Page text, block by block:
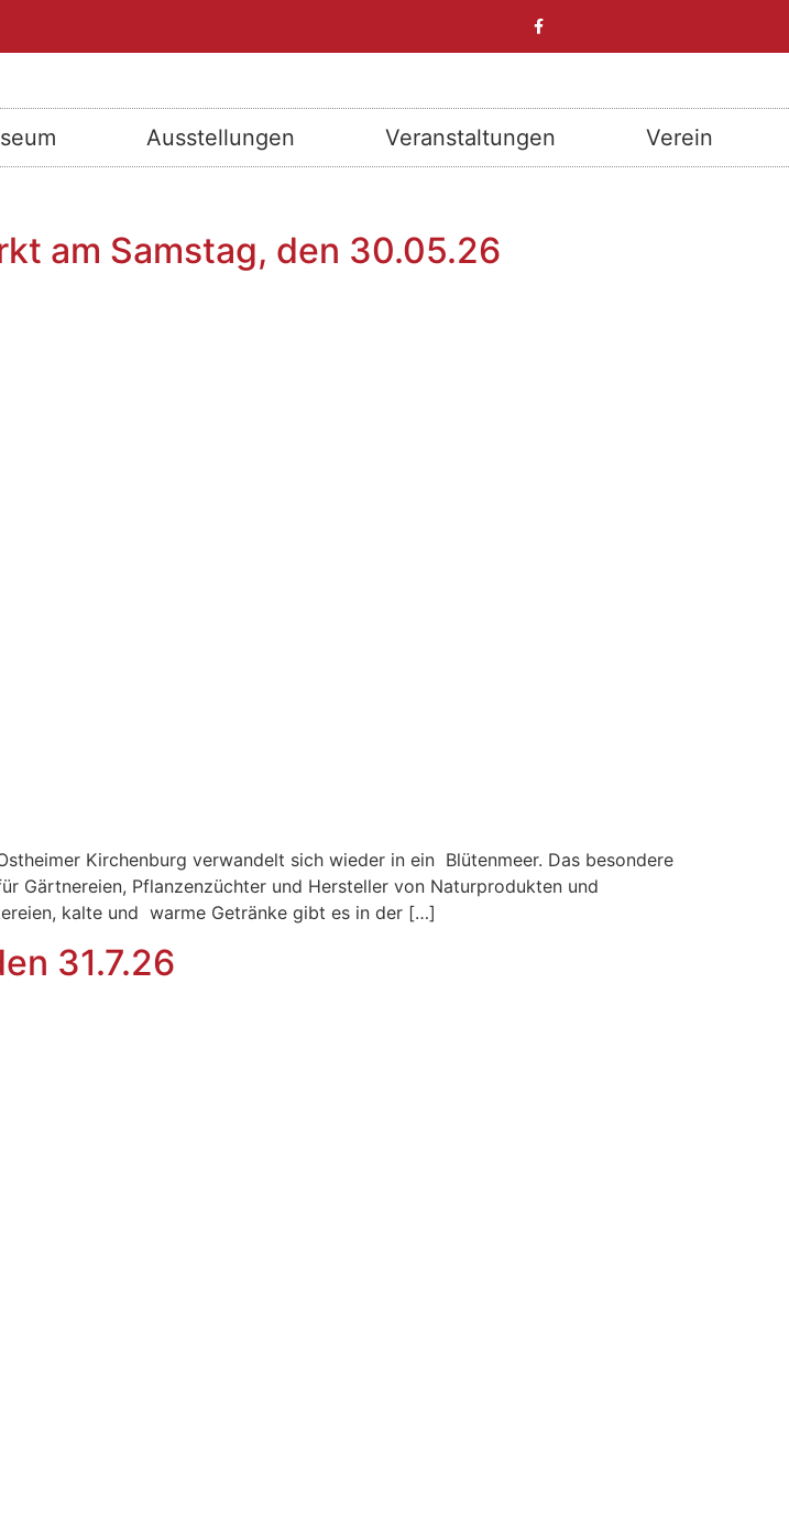
Ausstellungen Veranstaltungen Verein
am Samstag, den 30.05.26
Kirchenburg verwandelt sich wieder in ein Blütenmeer. Das besondere
Gärtnereien, Pflanzenzüchter und Hersteller von Naturprodukten und
kalte und warme Getränke gibt es in der […]
31.7.26